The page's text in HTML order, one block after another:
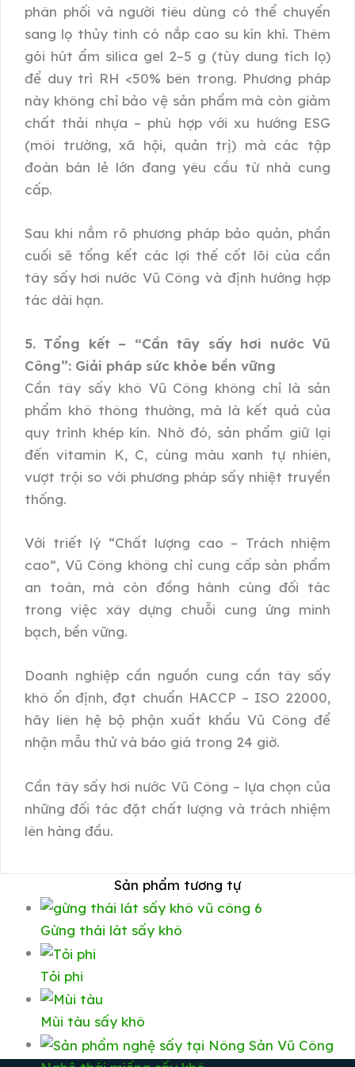
phân phối và người tiêu dùng có thể chuyển
sang lọ thủy tinh có nắp cao su kín khí. Thêm
gói hút ẩm silica gel 2–5 g (tùy dung tích lọ)
để duy trì RH <50% bên trong. Phương pháp
này không chỉ bảo vệ sản phẩm mà còn giảm
chất thải nhựa – phù hợp với xu hướng ESG
(môi trường, xã hội, quản trị) mà các tập
đoàn bán lẻ lớn đang yêu cầu từ nhà cung
cấp.
Sau khi nắm rõ phương pháp bảo quản, phần
cuối sẽ tổng kết các lợi thế cốt lõi của cần
tây sấy hơi nước Vũ Công và định hướng hợp
tác dài hạn.
5. Tổng kết – “Cần tây sấy hơi nước Vũ
Công”: Giải pháp sức khỏe bền vững
Cần tây sấy khô Vũ Công không chỉ là sản
phẩm khô thông thường, mà là kết quả của
quy trình khép kín. Nhờ đó, sản phẩm giữ lại
đến vitamin K, C, cùng màu xanh tự nhiên,
vượt trội so với phương pháp sấy nhiệt truyền
thống.
Với triết lý “Chất lượng cao – Trách nhiệm
cao”, Vũ Công không chỉ cung cấp sản phẩm
an toàn, mà còn đồng hành cùng đối tác
trong việc xây dựng chuỗi cung ứng minh
bạch, bền vững.
Doanh nghiệp cần nguồn cung cần tây sấy
khô ổn định, đạt chuẩn HACCP – ISO 22000,
hãy liên hệ bộ phận xuất khẩu Vũ Công để
nhận mẫu thử và báo giá trong 24 giờ.
Cần tây sấy hơi nước Vũ Công – lựa chọn của
những đối tác đặt chất lượng và trách nhiệm
lên hàng đầu.
Sản phẩm tương tự
Gừng thái lát sấy khô
Tỏi phi
Mùi tàu sấy khô